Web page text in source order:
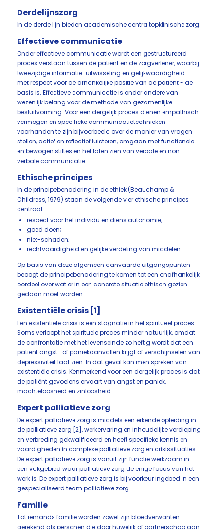
Derdelijnszorg
In de derde lijn bieden academische centra topklinische zorg.
Effectieve communicatie
Onder effectieve communicatie wordt een gestructureerd
proces verstaan tussen de patiënt en de zorgverlener, waarbij
tweezijdige informatie-uitwisseling en gelijkwaardigheid -
met respect voor de afhankelijke positie van de patiënt - de
basis is. Effectieve communicatie is onder andere van
wezenlijk belang voor de methode van gezamenlijke
besluitvorming. Voor een dergelijk proces dienen empathisch
vermogen en specifieke communicatietechnieken
voorhanden te zijn bijvoorbeeld over de manier van vragen
stellen, actief en reflectief luisteren, omgaan met functionele
en bewogen stiltes en het laten zien van verbale en non-
verbale communicatie.
Ethische principes
In de principebenadering in de ethiek (Beauchamp &
Childress, 1979) staan de volgende vier ethische principes
centraal:
respect voor het individu en diens autonomie;
goed doen;
niet-schaden;
rechtvaardigheid en gelijke verdeling van middelen.
Op basis van deze algemeen aanvaarde uitgangspunten
beoogt de principebenadering te komen tot een onafhankelijk
oordeel over wat er in een concrete situatie ethisch gezien
gedaan moet worden.
Existentiële crisis [1]
Een existentiële crisis is een stagnatie in het spiritueel proces.
Soms verloopt het spirituele proces minder natuurlijk, omdat
de confrontatie met het levenseinde zo heftig wordt dat een
patiënt angst- of paniekaanvallen krijgt of verschijnselen van
depressiviteit laat zien. In dat geval kan men spreken van
existentiële crisis. Kenmerkend voor een dergelijk proces is dat
de patiënt gevoelens ervaart van angst en paniek,
machteloosheid en zinloosheid.
Expert palliatieve zorg
De expert palliatieve zorg is middels een erkende opleiding in
de palliatieve zorg [2], werkervaring en inhoudelijke verdieping
en verbreding gekwalificeerd en heeft specifieke kennis en
vaardigheden in complexe palliatieve zorg en crisissituaties.
De expert palliatieve zorg is vanuit zijn functie werkzaam in
een vakgebied waar palliatieve zorg de enige focus van het
werk is. De expert palliatieve zorg is bij voorkeur ingebed in een
gespecialiseerd team palliatieve zorg.
Familie
Tot iemands familie worden zowel zijn bloedverwanten
gerekend als personen die door huwelijk of partnerschap aan